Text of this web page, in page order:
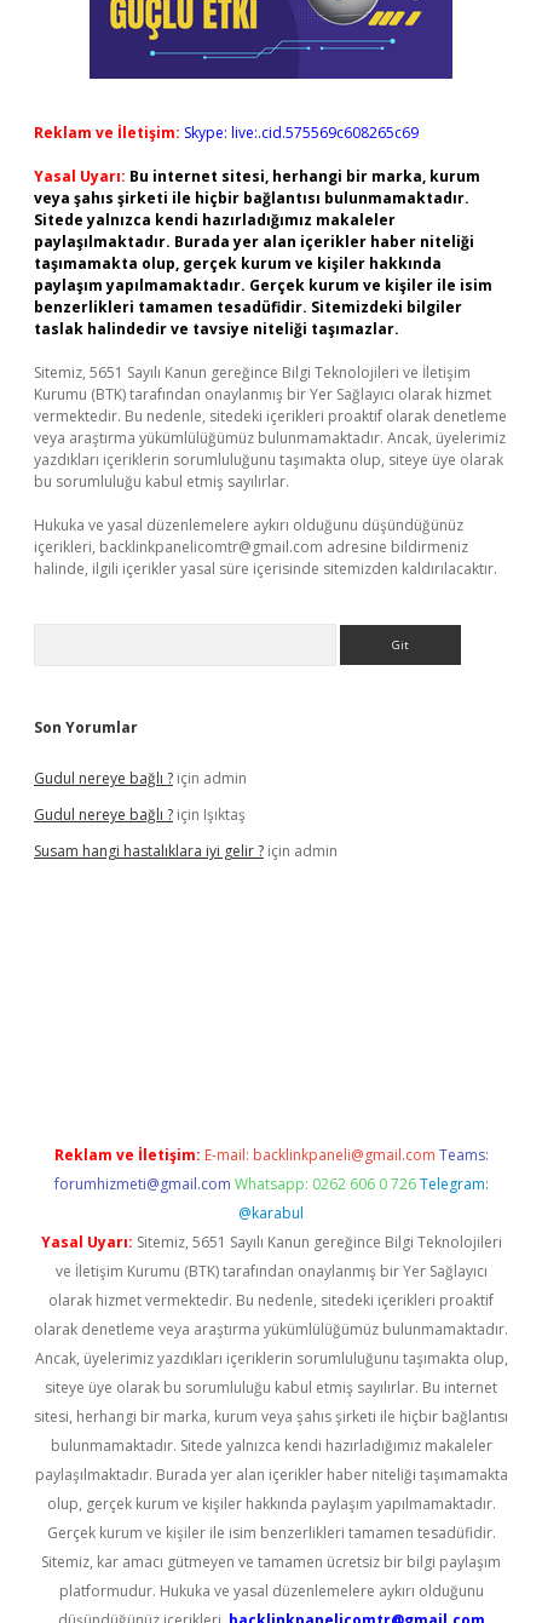
Reklam ve İletişim: Skype: live:.cid.575569c608265c69
Yasal Uyarı: Bu internet sitesi, herhangi bir marka, kurum
veya şahıs şirketi ile hiçbir bağlantısı bulunmamaktadır.
Sitede yalnızca kendi hazırladığımız makaleler
paylaşılmaktadır. Burada yer alan içerikler haber niteliği
taşımamakta olup, gerçek kurum ve kişiler hakkında
paylaşım yapılmamaktadır. Gerçek kurum ve kişiler ile isim
benzerlikleri tamamen tesadüfidir. Sitemizdeki bilgiler
taslak halindedir ve tavsiye niteliği taşımazlar.
Sitemiz, 5651 Sayılı Kanun gereğince Bilgi Teknolojileri ve İletişim
Kurumu (BTK) tarafından onaylanmış bir Yer Sağlayıcı olarak hizmet
vermektedir. Bu nedenle, sitedeki içerikleri proaktif olarak denetleme
veya araştırma yükümlülüğümüz bulunmamaktadır. Ancak, üyelerimiz
yazdıkları içeriklerin sorumluluğunu taşımakta olup, siteye üye olarak
bu sorumluluğu kabul etmiş sayılırlar.
Hukuka ve yasal düzenlemelere aykırı olduğunu düşündüğünüz
içerikleri, backlinkpanelicomtr@gmail.com adresine bildirmeniz
halinde, ilgili içerikler yasal süre içerisinde sitemizden kaldırılacaktır.
Son Yorumlar
Gudul nereye bağlı ? için admin
Gudul nereye bağlı ? için Işıktaş
Susam hangi hastalıklara iyi gelir ? için admin
Reklam ve İletişim: E-mail: backlinkpaneli@gmail.com Teams:
forumhizmeti@gmail.com Whatsapp: 0262 606 0 726 Telegram:
@karabul
Yasal Uyarı: Sitemiz, 5651 Sayılı Kanun gereğince Bilgi Teknolojileri
ve İletişim Kurumu (BTK) tarafından onaylanmış bir Yer Sağlayıcı
olarak hizmet vermektedir. Bu nedenle, sitedeki içerikleri proaktif
olarak denetleme veya araştırma yükümlülüğümüz bulunmamaktadır.
Ancak, üyelerimiz yazdıkları içeriklerin sorumluluğunu taşımakta olup,
siteye üye olarak bu sorumluluğu kabul etmiş sayılırlar. Bu internet
sitesi, herhangi bir marka, kurum veya şahıs şirketi ile hiçbir bağlantısı
bulunmamaktadır. Sitede yalnızca kendi hazırladığımız makaleler
paylaşılmaktadır. Burada yer alan içerikler haber niteliği taşımamakta
olup, gerçek kurum ve kişiler hakkında paylaşım yapılmamaktadır.
Gerçek kurum ve kişiler ile isim benzerlikleri tamamen tesadüfidir.
Sitemiz, kar amacı gütmeyen ve tamamen ücretsiz bir bilgi paylaşım
platformudur. Hukuka ve yasal düzenlemelere aykırı olduğunu